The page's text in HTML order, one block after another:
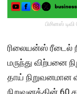
பிசினஸ்
ரிலையன்ஸ் ரீடைல்
மருந்து விற்பனை
தாய் நிறுவனமான
நிறுவனத்தின் 60